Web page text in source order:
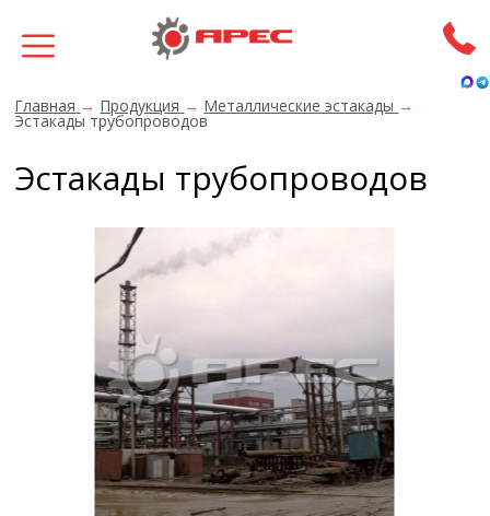
Главная → Продукция → Металлические эстакады →
Эстакады трубопроводов
Эстакады трубопроводов